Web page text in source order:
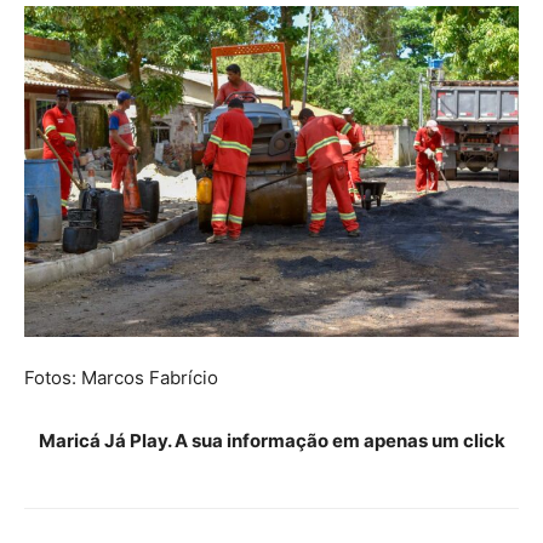
Fotos: Marcos Fabrício
Maricá Já Play. A sua informação em apenas um click